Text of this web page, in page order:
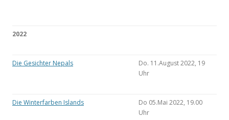
2022
Die Gesichter Nepals
Do. 11.August 2022, 19
Uhr
Die Winterfarben Islands
Do 05.Mai 2022, 19.00
Uhr